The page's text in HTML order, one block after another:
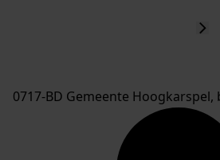
0717-BD Gemeente